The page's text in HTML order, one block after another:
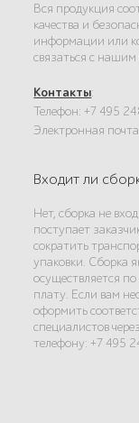
Вся продукция
качества и
информации или
связаться с
Контакты:
Телефон: +7 495
Электронная
Входит ли
Нет, сборка не
поступает
сократить
упаковки. Сборка
осуществляется
плату. Если вам
оформить
специалистов
телефону: +7 495